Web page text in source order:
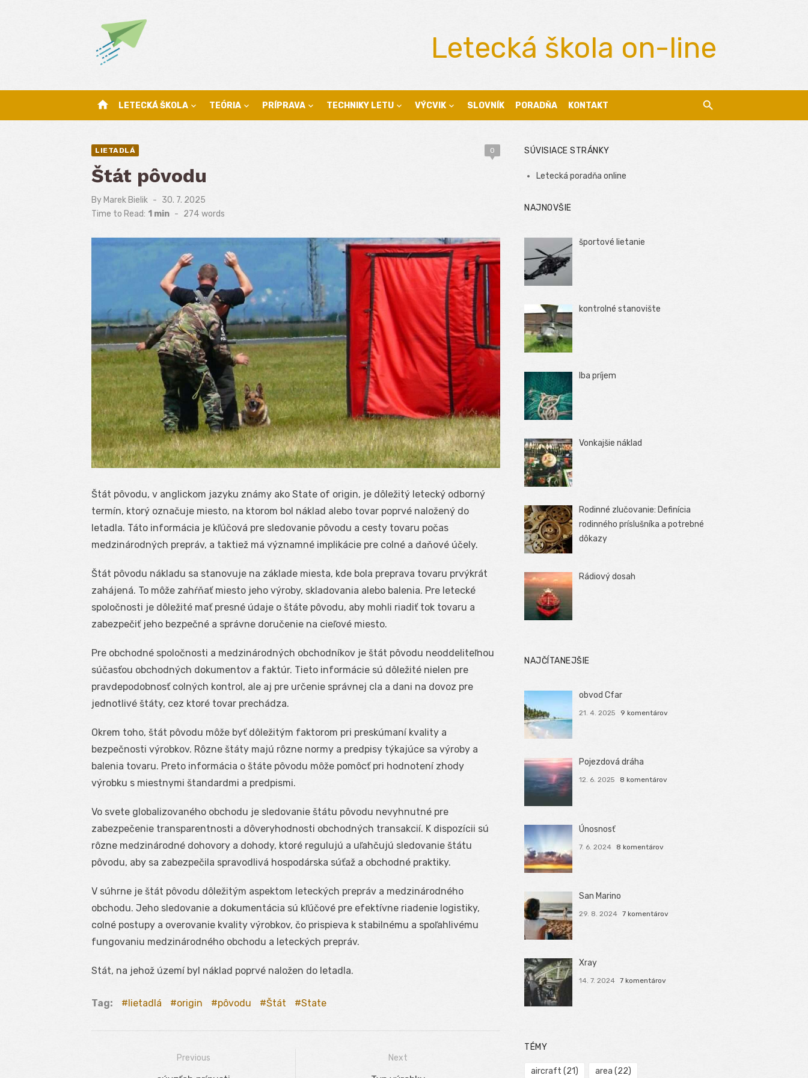
Letecká škola on-line
home LETECKÁ ŠKOLA TEÓRIA PRÍPRAVA TECHNIKY LETU VÝCVIK SLOVNÍK PORADŇA KONTAKT
LIETADLÁ 0
Štát pôvodu
By Marek Bielik
Posted
on
30. 7. 2025
Time to Read: 1 min - 274 words
Štát pôvodu, v anglickom jazyku známy ako State of origin, je dôležitý letecký odborný
termín, ktorý označuje miesto, na ktorom bol náklad alebo tovar poprvé naložený do
letadla. Táto informácia je kľúčová pre sledovanie pôvodu a cesty tovaru počas
medzinárodných prepráv, a taktiež má významné implikácie pre colné a daňové účely.
Štát pôvodu nákladu sa stanovuje na základe miesta, kde bola preprava tovaru prvýkrát
zahájená. To môže zahŕňať miesto jeho výroby, skladovania alebo balenia. Pre letecké
spoločnosti je dôležité mať presné údaje o štáte pôvodu, aby mohli riadiť tok tovaru a
zabezpečiť jeho bezpečné a správne doručenie na cieľové miesto.
Pre obchodné spoločnosti a medzinárodných obchodníkov je štát pôvodu neoddeliteľnou
súčasťou obchodných dokumentov a faktúr. Tieto informácie sú dôležité nielen pre
pravdepodobnosť colných kontrol, ale aj pre určenie správnej cla a dani na dovoz pre
jednotlivé štáty, cez ktoré tovar prechádza.
Okrem toho, štát pôvodu môže byť dôležitým faktorom pri preskúmaní kvality a
bezpečnosti výrobkov. Rôzne štáty majú rôzne normy a predpisy týkajúce sa výroby a
balenia tovaru. Preto informácia o štáte pôvodu môže pomôcť pri hodnotení zhody
výrobku s miestnymi štandardmi a predpismi.
Vo svete globalizovaného obchodu je sledovanie štátu pôvodu nevyhnutné pre
zabezpečenie transparentnosti a dôveryhodnosti obchodných transakcií. K dispozícii sú
rôzne medzinárodné dohovory a dohody, ktoré regulujú a uľahčujú sledovanie štátu
pôvodu, aby sa zabezpečila spravodlivá hospodárska súťaž a obchodné praktiky.
V súhrne je štát pôvodu dôležitým aspektom leteckých prepráv a medzinárodného
obchodu. Jeho sledovanie a dokumentácia sú kľúčové pre efektívne riadenie logistiky,
colné postupy a overovanie kvality výrobkov, čo prispieva k stabilnému a spoľahlivému
fungovaniu medzinárodného obchodu a leteckých prepráv.
Stát, na jehož území byl náklad poprvé naložen do letadla.
Tag: lietadlá origin pôvodu Štát State
Navigácia
Previous Next
SÚVISIACE STRÁNKY
Letecká poradňa online
NAJNOVŠIE
športové lietanie
kontrolné stanovište
Iba príjem
Vonkajšie náklad
Rodinné zlučovanie: Definícia
rodinného príslušníka a potrebné
dôkazy
Rádiový dosah
NAJČÍTANEJŠIE
obvod Cfar
21. 4. 2025 9 komentárov
Pojezdová dráha
12. 6. 2025 8 komentárov
Únosnosť
7. 6. 2024 8 komentárov
San Marino
29. 8. 2024 7 komentárov
Xray
14. 7. 2024 7 komentárov
TÉMY
aircraft (21) area (22)